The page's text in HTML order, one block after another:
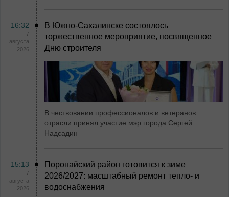
16:32
7
августа
2026
В Южно-Сахалинске состоялось
торжественное мероприятие, посвященное
Дню строителя
В чествовании профессионалов и ветеранов
отрасли принял участие мэр города Сергей
Надсадин
15:13
7
августа
2026
Поронайский район готовится к зиме
2026/2027: масштабный ремонт тепло- и
водоснабжения